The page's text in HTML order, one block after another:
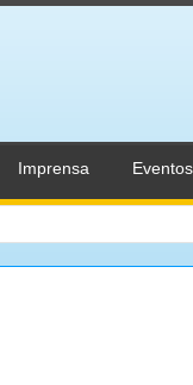
Imprensa Eventos